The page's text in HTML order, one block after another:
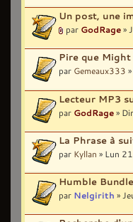
Un post, une
par GodRage»
Pire que Might
par Gemeaux333
Lecteur MP3
par GodRage»
La Phrase à
par Kyllan » Lun
Humble
par Nelgirith »